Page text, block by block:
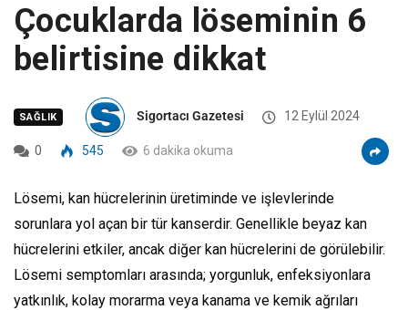
Çocuklarda löseminin 6
belirtisine dikkat
SAĞLIK Sigortacı Gazetesi 12 Eylül 2024
0 545 6 dakika okuma
Lösemi, kan hücrelerinin üretiminde ve işlevlerinde
sorunlara yol açan bir tür kanserdir. Genellikle beyaz kan
hücrelerini etkiler, ancak diğer kan hücrelerini de görülebilir.
Lösemi semptomları arasında; yorgunluk, enfeksiyonlara
yatkınlık, kolay morarma veya kanama ve kemik ağrıları